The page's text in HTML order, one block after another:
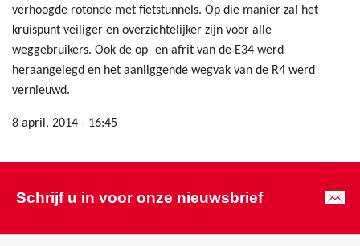
verhoogde rotonde met fietstunnels. Op die manier zal het
kruispunt veiliger en overzichtelijker zijn voor alle
weggebruikers. Ook de op- en afrit van de E34 werd
heraangelegd en het aanliggende wegvak van de R4 werd
vernieuwd.
8 april, 2014 - 16:45
Schrijf u in voor onze nieuwsbrief